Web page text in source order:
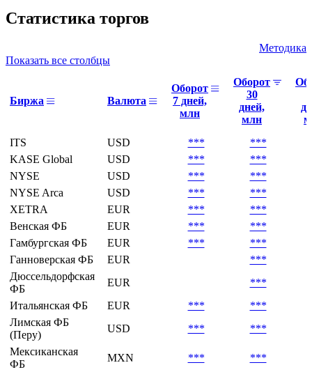
Статистика торгов
Методика
Показать все столбцы
Биржа Валюта
Оборот
7 дней,
млн
Оборот
30
дней,
млн
ITS
USD *** ***
KASE Global
USD *** ***
NYSE
USD *** ***
NYSE Arca
USD *** ***
XETRA
EUR *** ***
Венская ФБ
EUR *** ***
Гамбургская ФБ
EUR *** ***
Ганноверская ФБ
EUR ***
Дюссельдорфская
ФБ
EUR ***
Итальянская ФБ
EUR *** ***
Лимская ФБ
(Перу)
USD *** ***
Мексиканская
ФБ
MXN *** ***